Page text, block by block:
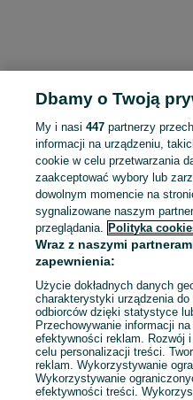
Dbamy o Twoją
My i nasi447 partnerzy
informacji na urządzeniu,
cookie w celu przetwarzania
zaakceptować wybory lub
dowolnym momencie na
sygnalizowane naszym
przeglądania. Polityka
Wraz z naszymi
zapewnienia:
Użycie dokładnych danych
charakterystyki urządzenia
odbiorców dzięki statystyce
Przechowywanie informacji
efektywności reklam. Rozwój
celu personalizacji treści.
reklam. Wykorzystywanie
Wykorzystywanie
efektywności treści.